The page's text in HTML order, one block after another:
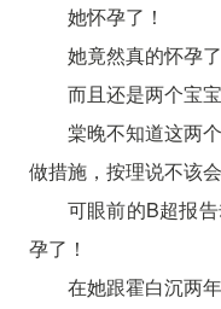
她怀孕了！
她竟然真的怀孕了
而且还是两个宝宝
棠晚不知道这两
做措施，按理说不该
可眼前的B超报
孕了！
在她跟霍白沉两